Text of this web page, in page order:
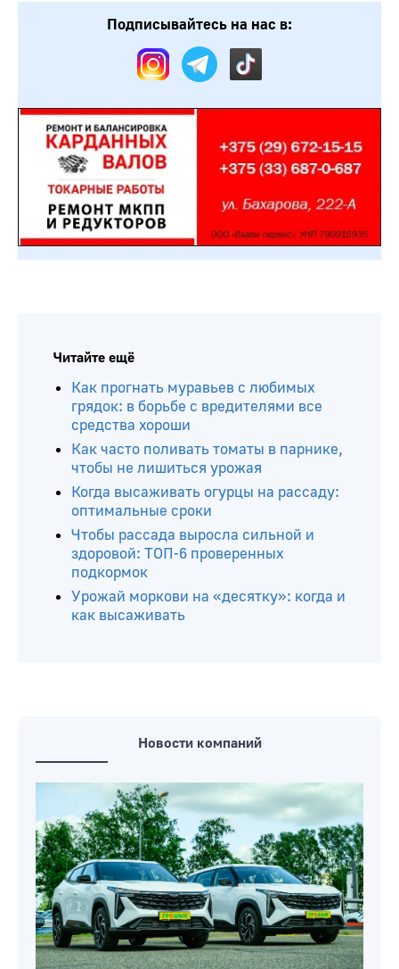
Подписывайтесь на нас в:
Читайте ещё
Как прогнать муравьев с любимых
грядок: в борьбе с вредителями все
средства хороши
Как часто поливать томаты в парнике,
чтобы не лишиться урожая
Когда высаживать огурцы на рассаду:
оптимальные сроки
Чтобы рассада выросла сильной и
здоровой: ТОП-6 проверенных
подкормок
Урожай моркови на «десятку»: когда и
как высаживать
Новости компаний